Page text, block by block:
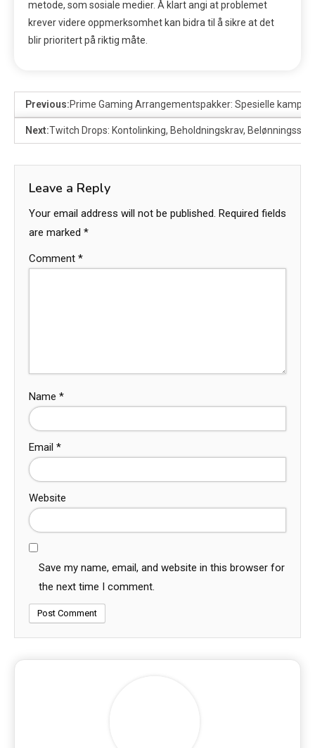
metode, som sosiale medier. Å klart angi at problemet
krever videre oppmerksomhet kan bidra til å sikre at det
blir prioritert på riktig måte.
Previous:Prime Gaming Arrangementspakker: Spesielle
Next:Twitch Drops: Kontolinking, Beholdningskrav,
Leave a Reply
Your email address will not be published. Required fields
are marked *
Comment *
Name *
Email *
Website
Save my name, email, and website in this browser for
the next time I comment.